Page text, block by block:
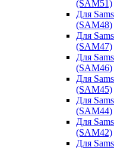
(SAM51)
Для
(SAM48)
Для
(SAM47)
Для
(SAM46)
Для
(SAM45)
Для
(SAM44)
Для
(SAM42)
Для